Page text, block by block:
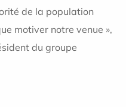
de la population
motiver notre venue »,
du groupe